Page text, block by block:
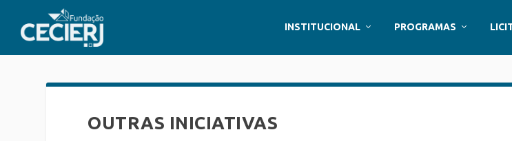
INSTITUCIONAL PROGRAMAS
OUTRAS INICIATIVAS